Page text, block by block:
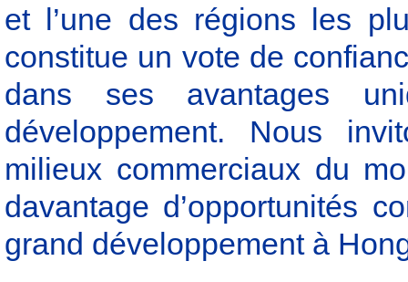
et l’une des régions les
constitue un vote de
dans ses avantages
développement. Nous
milieux commerciaux du
davantage d’opportunités
grand développement à